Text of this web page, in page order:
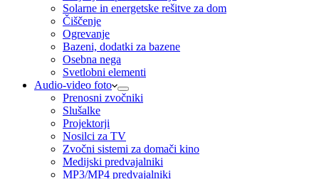
Solarne in energetske rešitve za dom
Čiščenje
Ogrevanje
Bazeni, dodatki za bazene
Osebna nega
Svetlobni elementi
Audio-video foto
Prenosni zvočniki
Slušalke
Projektorji
Nosilci za TV
Zvočni sistemi za domači kino
Medijski predvajalniki
MP3/MP4 predvajalniki